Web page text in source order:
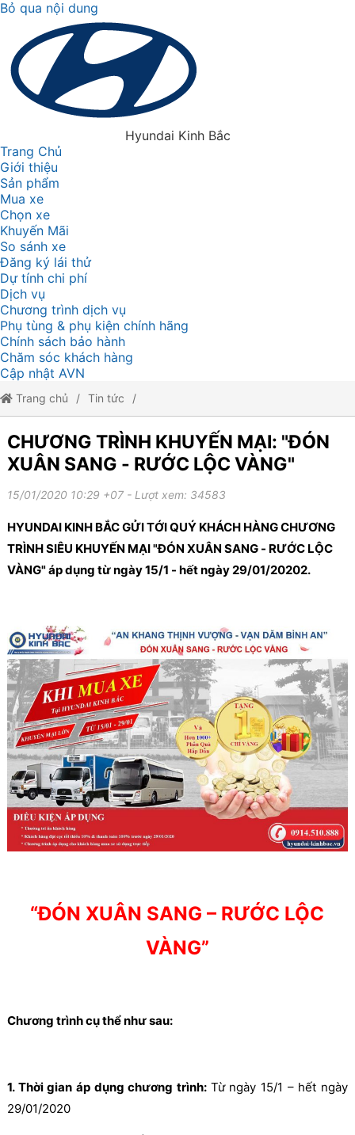
Bỏ qua nội dung
Hyundai Kinh Bắc
Trang Chủ
Giới thiệu
Sản phẩm
Mua xe
Chọn xe
Khuyến Mãi
So sánh xe
Đăng ký lái thử
Dự tính chi phí
Dịch vụ
Chương trình dịch vụ
Phụ tùng & phụ kiện chính hãng
Chính sách bảo hành
Chăm sóc khách hàng
Cập nhật AVN
Trang chủ Tin tức
CHƯƠNG TRÌNH KHUYẾN MẠI: "ĐÓN XUÂN SANG - RƯỚC LỘC
VÀNG"
CHƯƠNG TRÌNH KHUYẾN MẠI: "ĐÓN
XUÂN SANG - RƯỚC LỘC VÀNG"
15/01/2020 10:29 +07 - Lượt xem: 34583
HYUNDAI KINH BẮC GỬI TỚI QUÝ KHÁCH HÀNG CHƯƠNG
TRÌNH SIÊU KHUYẾN MẠI "ĐÓN XUÂN SANG - RƯỚC LỘC
VÀNG" áp dụng từ ngày 15/1 - hết ngày 29/01/20202.
“ĐÓN XUÂN SANG – RƯỚC LỘC
VÀNG”
Chương trình cụ thể như sau:
1. Thời gian áp dụng chương trình: Từ ngày 15/1 – hết ngày
29/01/2020